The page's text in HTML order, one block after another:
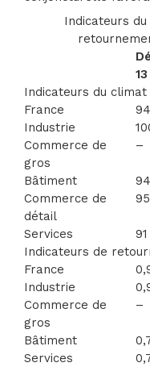
Indicateurs
13
Indicateurs du
France
94
Industrie
Commerce de
gros
–
Bâtiment 94
Commerce de
détail
95
Services 91
Indicateurs de
France
Industrie
Commerce de
gros
–
Bâtiment
Services